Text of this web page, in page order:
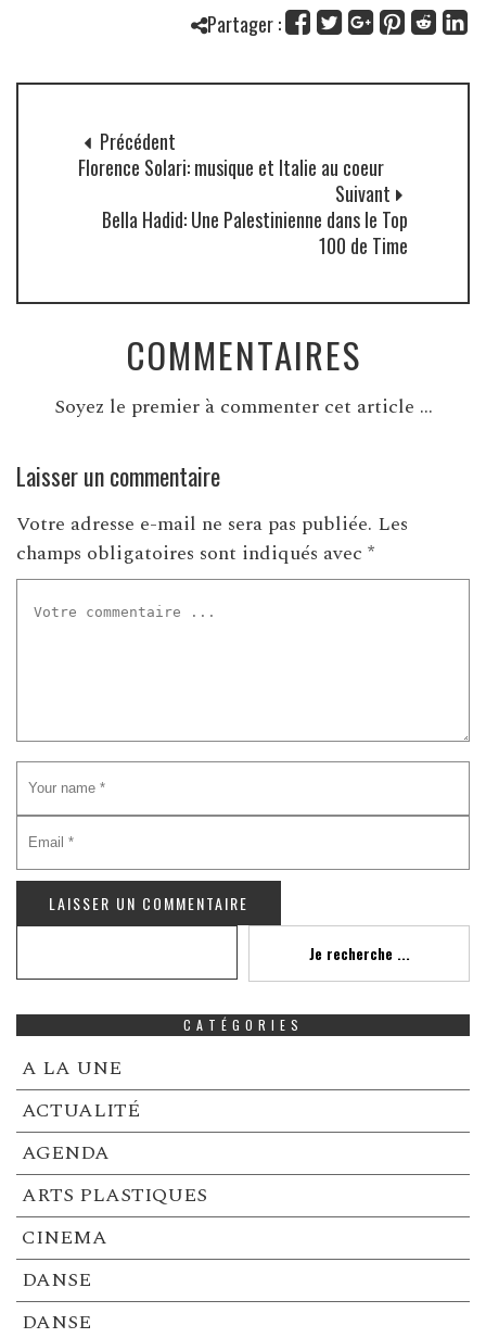
Partager :
Précédent
Florence Solari: musique et Italie au coeur
Suivant
Bella Hadid: Une Palestinienne dans le Top
100 de Time
COMMENTAIRES
Soyez le premier à commenter cet article ...
Laisser un commentaire
Votre adresse e-mail ne sera pas publiée. Les
champs obligatoires sont indiqués avec *
Je recherche ...
CATÉGORIES
A LA UNE
ACTUALITÉ
AGENDA
ARTS PLASTIQUES
CINEMA
DANSE
DANSE